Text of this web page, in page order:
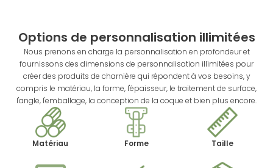
Options de personnalisation illimitées
Nous prenons en charge la personnalisation en profondeur et
fournissons des dimensions de personnalisation illimitées pour
créer des produits de charnière qui répondent à vos besoins, y
compris le matériau, la forme, l'épaisseur, le traitement de surface,
l'angle, l'emballage, la conception de la coque et bien plus encore.
Matériau Forme Taille